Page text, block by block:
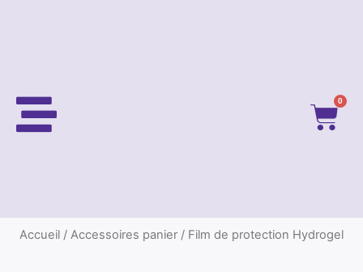
0
Accueil / Accessoires panier / Film de protection Hydrogel